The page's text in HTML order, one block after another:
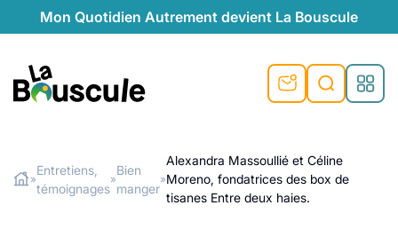
Mon Quotidien Autrement devient La Bouscule
Rechercher
»
Entretiens,
témoignages
»
Bien
manger
»
Alexandra Massoullié et Céline
Moreno, fondatrices des box de
tisanes Entre deux haies.